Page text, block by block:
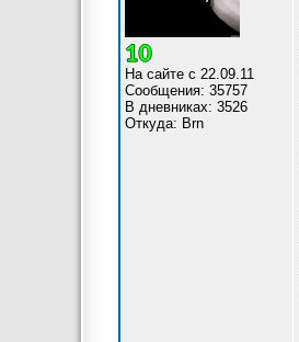
На сайте с 22.09.11
Сообщения: 35757
В дневниках: 3526
Откуда: Brn